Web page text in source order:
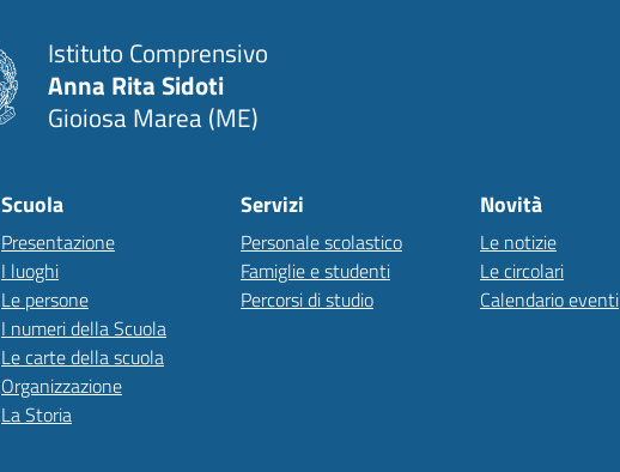
Istituto Comprensivo
Anna Rita Sidoti
Gioiosa Marea (ME)
Scuola
Presentazione
I luoghi
Le persone
I numeri della Scuola
Le carte della scuola
Organizzazione
La Storia
Servizi
Personale scolastico
Famiglie e studenti
Percorsi di studio
Novità
Le notizie
Le circolari
Calendario eventi